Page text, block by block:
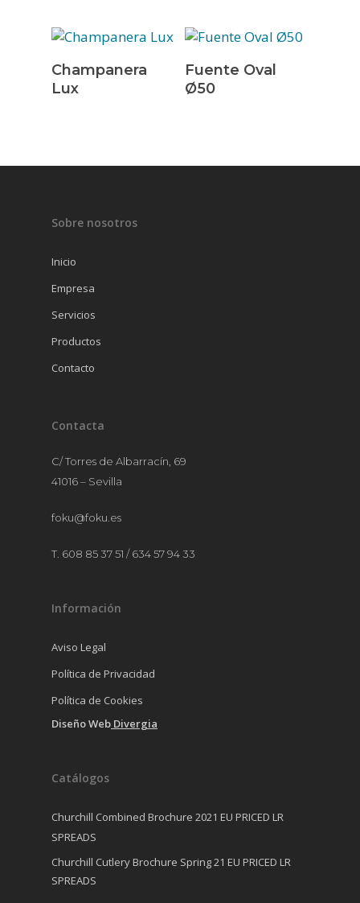
Leer Más
Champanera
Lux
Leer Más
Fuente Oval
Ø50
Sobre nosotros
Inicio
Empresa
Servicios
Productos
Contacto
Contacta
C/ Torres de Albarracín, 69
41016 – Sevilla
foku@foku.es
T. 608 85 37 51 / 634 57 94 33
Información
Aviso Legal
Política de Privacidad
Política de Cookies
Diseño Web Divergia
Catálogos
Churchill Combined Brochure 2021 EU PRICED LR
SPREADS
Churchill Cutlery Brochure Spring 21 EU PRICED LR
SPREADS